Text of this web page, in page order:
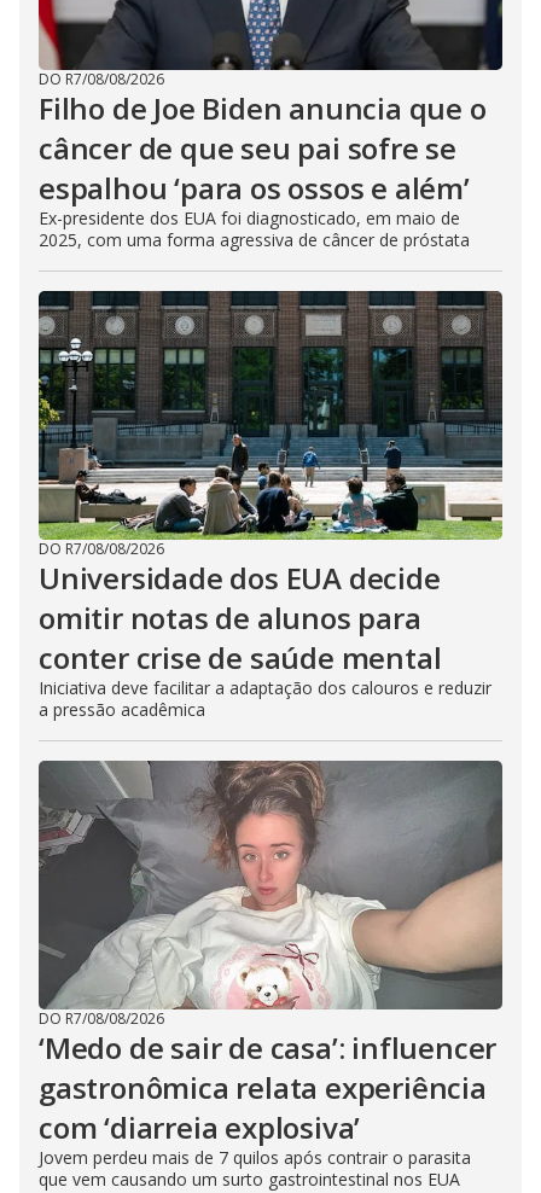
DO R7/08/08/2026
Filho de Joe Biden anuncia que o
câncer de que seu pai sofre se
espalhou ‘para os ossos e além’
Ex-presidente dos EUA foi diagnosticado, em maio de
2025, com uma forma agressiva de câncer de próstata
DO R7/08/08/2026
Universidade dos EUA decide
omitir notas de alunos para
conter crise de saúde mental
Iniciativa deve facilitar a adaptação dos calouros e reduzir
a pressão acadêmica
DO R7/08/08/2026
‘Medo de sair de casa’: influencer
gastronômica relata experiência
com ‘diarreia explosiva’
Jovem perdeu mais de 7 quilos após contrair o parasita
que vem causando um surto gastrointestinal nos EUA